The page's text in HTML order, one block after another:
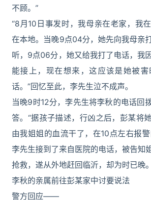
不顾。”
“8月10日事发时，我母亲在老家，我
在本地。当晚9点04分，她先向我母亲
听，9点06分，她又给我打了电话，我
能接上，现在想来，这应该是她被
话。”回忆至此，李先生泣不成声。
当晚9时12分，李先生将李秋的电话回
答。“据孩子描述，行凶之后，彭某将
由我姐姐的血流干了，在10点左右报警
李先生接到了来自医院的电话，被告知
抢救，遂从外地赶回临沂，却为时已晚。
李秋的亲属前往彭某家中讨要说法
警方回应——